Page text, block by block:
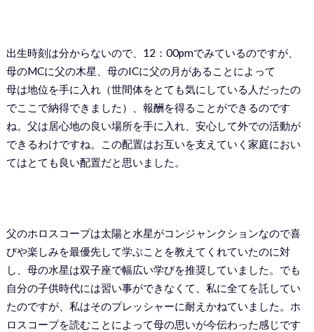
出生時刻は分からないので、12：00pmでみているのですが、
母のMCに父の木星、母のICに父の月があることによって
母は地位を手に入れ（世間体をとても気にしている人だったの
でここで納得できました）、報酬を得ることができるのです
ね。父は居心地の良い場所を手に入れ、安心して外での活動が
できるわけですね。この配置はお互いを支えていく家庭におい
てはとても良い配置だと思いました。
父のホロスコープは太陽と水星がコンジャンクションなので喜
びや楽しみを最優先して学ぶことを教えてくれていたのに対
し、母の水星は双子座で幅広い学びを推奨していました。でも
自分の子供時代には習い事ができなくて、私に全てを託してい
たのですが、私はそのプレッシャーに耐えかねていました。ホ
ロスコープを読むことによって母の思いが今伝わった感じです